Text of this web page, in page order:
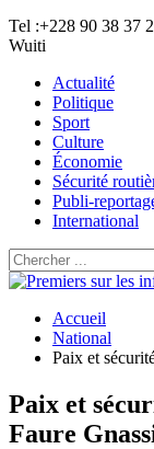
Tel :+228 90 38 37
Wuiti
Actualité
Politique
Sport
Culture
Économie
Sécurité
Publi-
International
Accueil
National
Paix et
Paix et
Faure